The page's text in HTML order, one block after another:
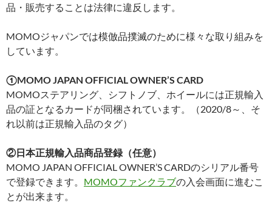
品・販売することは法律に違反します。
MOMOジャパンでは模倣品撲滅のために様々な取り組みを
しています。
①MOMO JAPAN OFFICIAL OWNER’S CARD
MOMOステアリング、シフトノブ、ホイールには正規輸入
品の証となるカードが同梱されています。（2020/8～、そ
れ以前は正規輸入品のタグ）
②日本正規輸入品商品登録（任意）
MOMO JAPAN OFFICIAL OWNER’S CARDのシリアル番号
で登録できます。 MOMOファンクラブの入会画面に進むこ
とが出来ます。